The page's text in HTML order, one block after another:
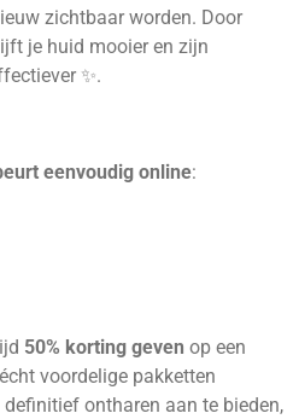
zichtbaar worden. Door
je huid mooier en zijn
✨.
eenvoudig online:
50% korting geven op een
voordelige pakketten
ontharen aan te bieden,